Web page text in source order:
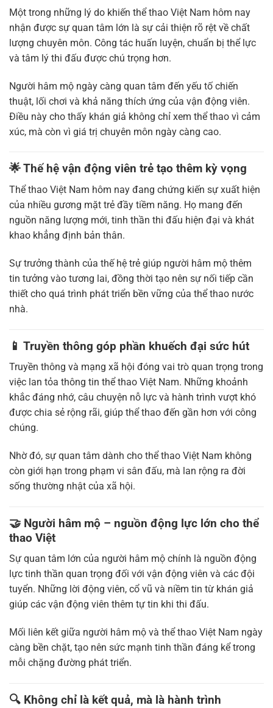
Một trong những lý do khiến thể thao Việt Nam hôm nay
nhận được sự quan tâm lớn là sự cải thiện rõ rệt về chất
lượng chuyên môn. Công tác huấn luyện, chuẩn bị thể lực
và tâm lý thi đấu được chú trọng hơn.
Người hâm mộ ngày càng quan tâm đến yếu tố chiến
thuật, lối chơi và khả năng thích ứng của vận động viên.
Điều này cho thấy khán giả không chỉ xem thể thao vì cảm
xúc, mà còn vì giá trị chuyên môn ngày càng cao.
🌟 Thế hệ vận động viên trẻ tạo thêm kỳ vọng
Thể thao Việt Nam hôm nay đang chứng kiến sự xuất hiện
của nhiều gương mặt trẻ đầy tiềm năng. Họ mang đến
nguồn năng lượng mới, tinh thần thi đấu hiện đại và khát
khao khẳng định bản thân.
Sự trưởng thành của thế hệ trẻ giúp người hâm mộ thêm
tin tưởng vào tương lai, đồng thời tạo nên sự nối tiếp cần
thiết cho quá trình phát triển bền vững của thể thao nước
nhà.
📱 Truyền thông góp phần khuếch đại sức hút
Truyền thông và mạng xã hội đóng vai trò quan trọng trong
việc lan tỏa thông tin thể thao Việt Nam. Những khoảnh
khắc đáng nhớ, câu chuyện nỗ lực và hành trình vượt khó
được chia sẻ rộng rãi, giúp thể thao đến gần hơn với công
chúng.
Nhờ đó, sự quan tâm dành cho thể thao Việt Nam không
còn giới hạn trong phạm vi sân đấu, mà lan rộng ra đời
sống thường nhật của xã hội.
🤝 Người hâm mộ – nguồn động lực lớn cho thể
thao Việt
Sự quan tâm lớn của người hâm mộ chính là nguồn động
lực tinh thần quan trọng đối với vận động viên và các đội
tuyển. Những lời động viên, cổ vũ và niềm tin từ khán giả
giúp các vận động viên thêm tự tin khi thi đấu.
Mối liên kết giữa người hâm mộ và thể thao Việt Nam ngày
càng bền chặt, tạo nên sức mạnh tinh thần đáng kể trong
mỗi chặng đường phát triển.
🔍 Không chỉ là kết quả, mà là hành trình